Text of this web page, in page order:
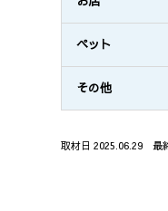
ペット
その他
取材日 2025.06.29 最